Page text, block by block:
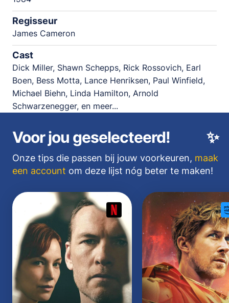
Regisseur
James Cameron
Cast
Dick Miller, Shawn Schepps, Rick Rossovich, Earl
Boen, Bess Motta, Lance Henriksen, Paul Winfield,
Michael Biehn, Linda Hamilton, Arnold
Schwarzenegger, en meer...
✨
Voor jou geselecteerd!
Onze tips die passen bij jouw voorkeuren, maak
een account om deze lijst nóg beter te maken!